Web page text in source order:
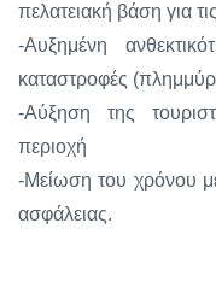
πελατειακή βάση για
-Αυξημένη
καταστροφές
-Αύξηση της
περιοχή
-Μείωση του χρόνου
ασφάλειας.